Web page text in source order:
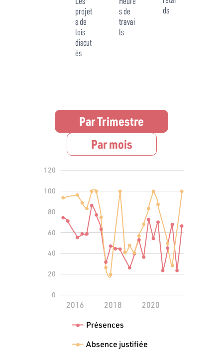
projet
s de
lois
discut
és
s de
travai
ls
ds
Par Trimestre
Par mois
100
0
20
40
60
80
100
120
20142016 2018 2020
2022
Présences
Absence justifiée